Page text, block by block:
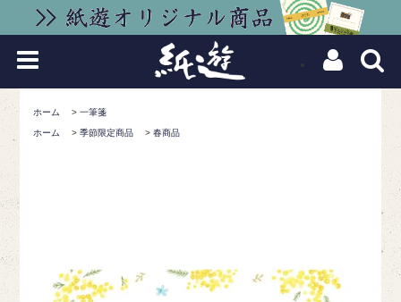
ホーム >一筆箋
ホーム >季節限定商品 >春商品